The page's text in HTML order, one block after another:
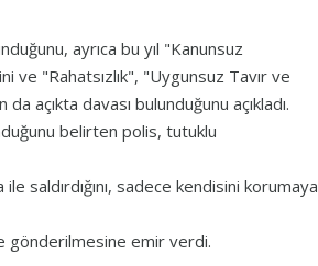
ayrıca bu yıl "Kanunsuz
ve "Rahatsızlık", "Uygunsuz Tavır ve
açıkta davası bulunduğunu açıkladı.
belirten polis, tutuklu
saldırdığını, sadece kendisini korumaya
gönderilmesine emir verdi.